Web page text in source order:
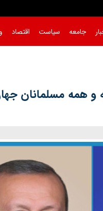
جامعه سیاست اقتصاد
و همه مسلمانان